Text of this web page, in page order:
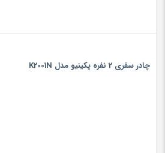
چادر سفری 2 نفره پکینیو مدل K2001N